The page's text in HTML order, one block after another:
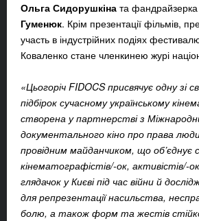
Ольга Сидорушкіна та фандрайзерка
Гуменюк. Крім презентації фільмів,
участь в індустрійних подіях
Коваленко стане членкинею журі
«Цьогоріч FIDOCS присвячує одну зі
підбірок сучасному українському
створена у партнерстві з
документального кіно про права
провідним майданчиком, що об’єднує
кінематографістів/-ок, активістів/-
глядачок у Києві під час війни й
для репрезентації насильства,
болю, а також форм та жестів